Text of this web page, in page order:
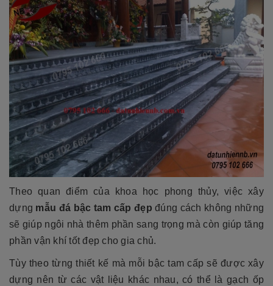
Theo quan điểm của khoa học phong thủy, việc xây
dựng mẫu đá bậc tam cấp đẹp đúng cách không những
sẽ giúp ngôi nhà thêm phần sang trọng mà còn giúp tăng
phần vận khí tốt đẹp cho gia chủ.
Tùy theo từng thiết kế mà mỗi bậc tam cấp sẽ được xây
dựng nên từ các vật liệu khác nhau, có thể là gạch ốp